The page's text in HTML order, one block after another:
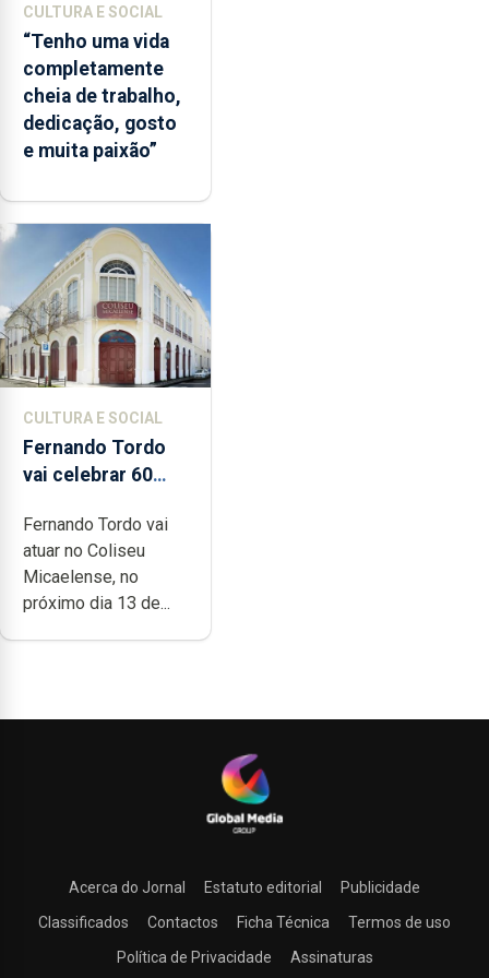
CULTURA E SOCIAL
“Tenho uma vida
completamente
cheia de trabalho,
dedicação, gosto
e muita paixão”
CULTURA E SOCIAL
Fernando Tordo
vai celebrar 60
no Coliseu
Micaelense
Fernando Tordo vai
atuar no Coliseu
Micaelense, no
próximo dia 13 de...
Acerca do Jornal Estatuto editorial
Publicidade
Classificados
Contactos Ficha Técnica
Termos de uso
Política de Privacidade
Assinaturas